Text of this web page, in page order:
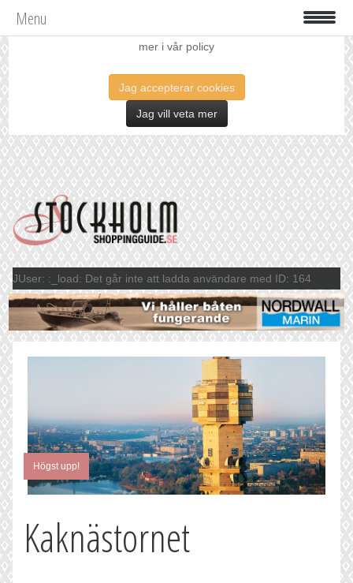
Vi använder oss av cookies för att förbättra din upplevelse. Läs
mer i vår policy
Jag accepterar cookies
Jag vill veta mer
Menu
JUser: :_load: Det går inte att ladda användare med ID: 164
Högst upp!
Kaknästornet